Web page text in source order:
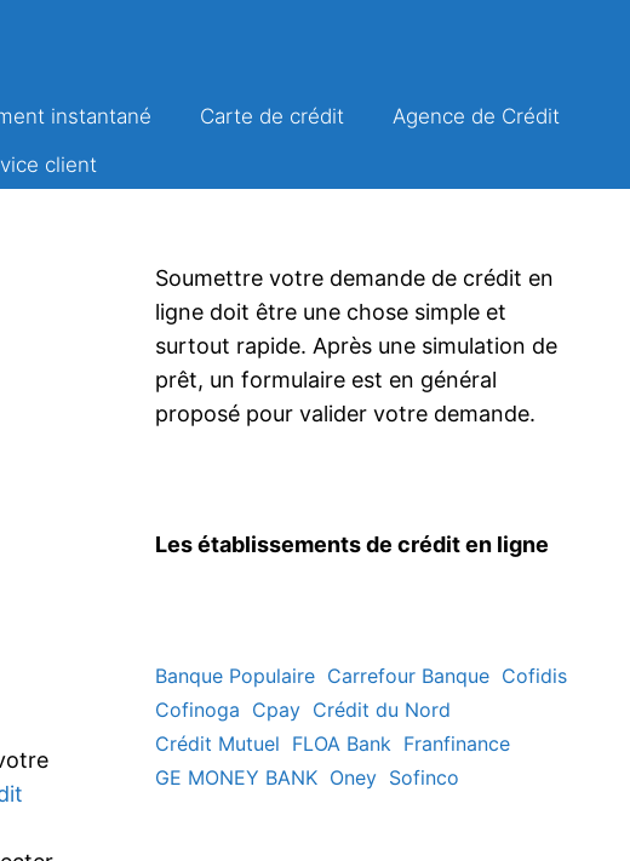
instantané Carte de crédit
Agence de Crédit
client
Soumettre votre demande de crédit en
ligne doit être une chose simple et
surtout rapide. Après une simulation de
prêt, un formulaire est en général
proposé pour valider votre demande.
Les établissements de crédit en ligne
Banque Populaire Carrefour Banque Cofidis
Cofinoga Cpay Crédit du Nord
Crédit Mutuel FLOA Bank Franfinance
GE MONEY BANK Oney Sofinco